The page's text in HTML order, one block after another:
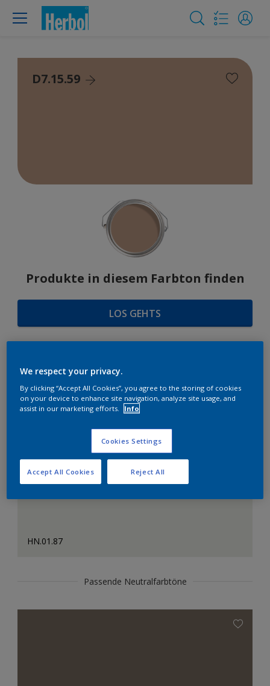
D7.15.59
Produkte in diesem Farbton finden
LOS GEHTS
FARBAUSWAHL
Das perfekte Weiß
HN.01.87
Passende Neutralfarbtöne
We respect your privacy.
By clicking “Accept All Cookies”, you agree to the storing of cookies
on your device to enhance site navigation, analyze site usage, and
assist in our marketing efforts.
Info
Cookies Settings
Reject All
Accept All Cookies